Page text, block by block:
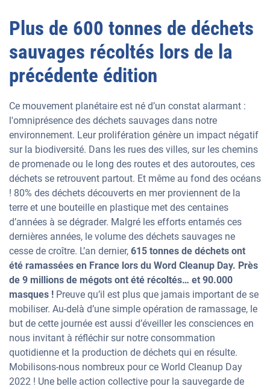
Plus de 600 tonnes de déchets
sauvages récoltés lors de la
précédente édition
Ce mouvement planétaire est né d’un constat alarmant :
l'omniprésence des déchets sauvages dans notre
environnement. Leur prolifération génère un impact négatif
sur la biodiversité. Dans les rues des villes, sur les chemins
de promenade ou le long des routes et des autoroutes, ces
déchets se retrouvent partout. Et même au fond des océans
! 80% des déchets découverts en mer proviennent de la
terre et une bouteille en plastique met des centaines
d’années à se dégrader. Malgré les efforts entamés ces
dernières années, le volume des déchets sauvages ne
cesse de croître. L’an dernier, 615 tonnes de déchets ont
été ramassées en France lors du Word Cleanup Day. Près
de 9 millions de mégots ont été récoltés… et 90.000
masques ! Preuve qu’il est plus que jamais important de se
mobiliser. Au-delà d’une simple opération de ramassage, le
but de cette journée est aussi d’éveiller les consciences en
nous invitant à réfléchir sur notre consommation
quotidienne et la production de déchets qui en résulte.
Mobilisons-nous nombreux pour ce World Cleanup Day
2022 ! Une belle action collective pour la sauvegarde de